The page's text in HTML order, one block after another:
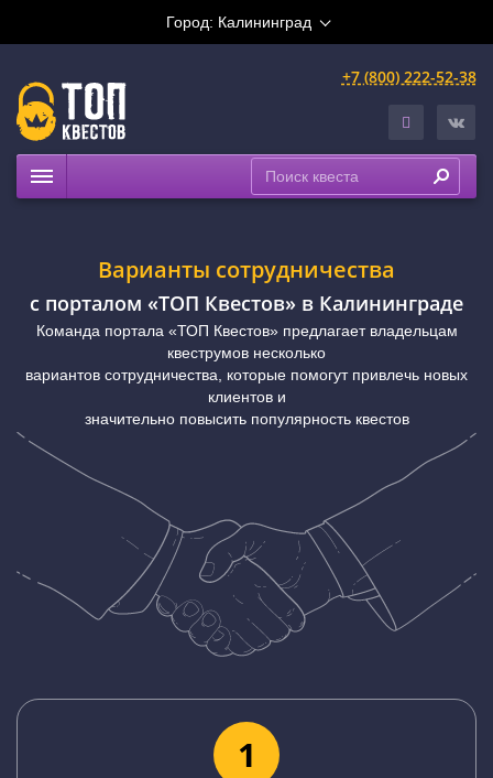
Город: Калининград
+7 (800) 222-52-38
На карте
Варианты сотрудничества
c порталом «ТОП Квестов» в Калининграде
Команда портала «ТОП Квестов» предлагает владельцам
квеструмов несколько
вариантов сотрудничества, которые помогут привлечь новых
клиентов и
значительно повысить популярность квестов
1